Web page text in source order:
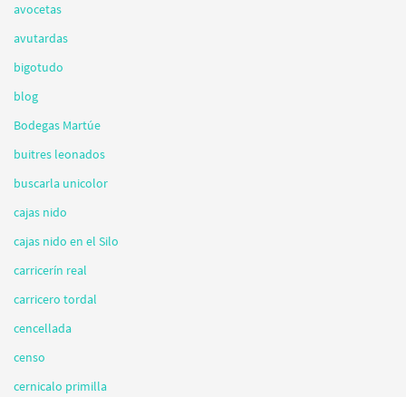
avocetas
avutardas
bigotudo
blog
Bodegas Martúe
buitres leonados
buscarla unicolor
cajas nido
cajas nido en el Silo
carricerín real
carricero tordal
cencellada
censo
cernicalo primilla